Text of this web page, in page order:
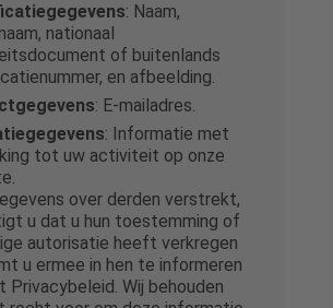
: Naam,
nationaal
of buitenlands
en afbeelding.
: E-mailadres.
: Informatie met
tot uw activiteit op onze
over derden verstrekt,
u dat u hun toestemming of
autorisatie heeft verkregen
u ermee in hen te informeren
Privacybeleid. Wij behouden